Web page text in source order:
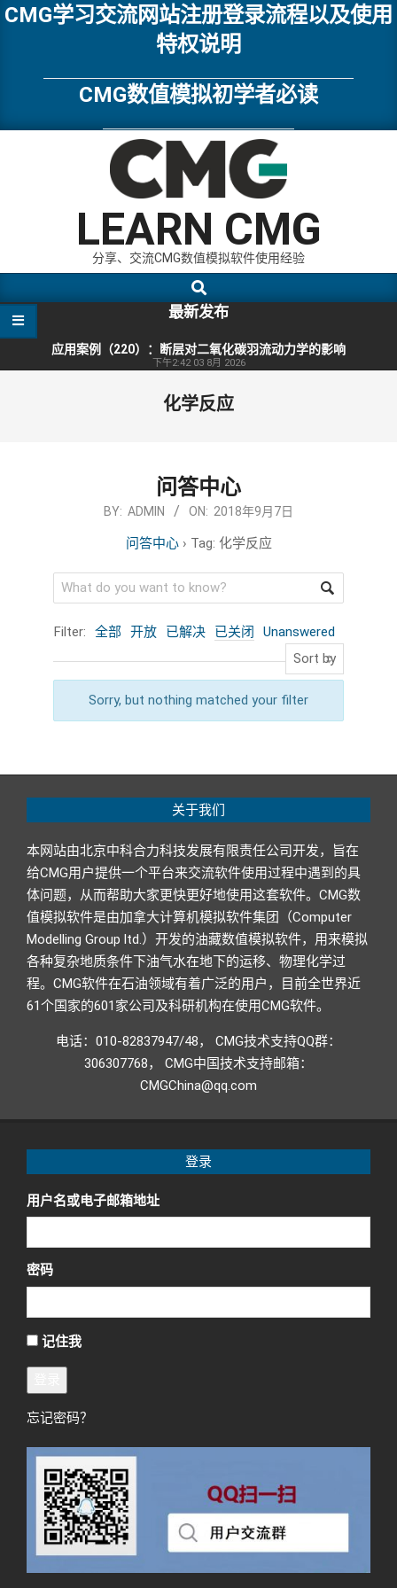
Skip
CMG学习交流网站注册登录流程以及使用
特权说明
CMG数值模拟初学者必读
LEARN CMG
分享、交流CMG数值模拟软件使用经验
Navigation
Menu
Search
最新发布
应用案例（220）：断层对二氧化碳羽流动力学的影响
下午2:42 03 8月 2026
化学反应
问答中心
BY: ADMIN ON: 2018年9月7日
问答中心› Tag: 化学反应
Filter: 全部 开放 已解决 已关闭 Unanswered
Sorry, but nothing matched your filter
关于我们
本网站由北京中科合力科技发展有限责任公司开发，旨在
给CMG用户提供一个平台来交流软件使用过程中遇到的具
体问题，从而帮助大家更快更好地使用这套软件。CMG数
值模拟软件是由加拿大计算机模拟软件集团（Computer
Modelling Group ltd.）开发的油藏数值模拟软件，用来模拟
各种复杂地质条件下油气水在地下的运移、物理化学过
程。CMG软件在石油领域有着广泛的用户，目前全世界近
61个国家的601家公司及科研机构在使用CMG软件。
电话：010-82837947/48， CMG技术支持QQ群：
306307768， CMG中国技术支持邮箱：
CMGChina@qq.com
登录
用户名或电子邮箱地址
密码
记住我
忘记密码？